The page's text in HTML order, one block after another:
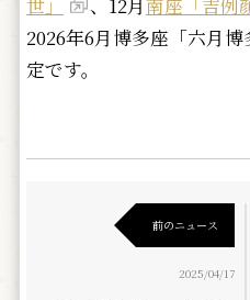
世」 、12月 南座「吉例
2026年6月博多座「六月
定です。
前のニュース
2025/04/17